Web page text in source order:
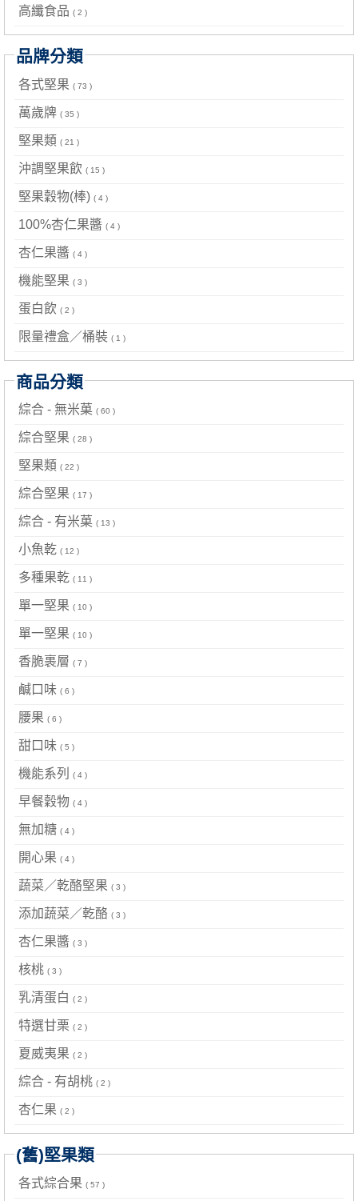
高纖食品 ( 2 )
品牌分類
各式堅果 ( 73 )
萬歲牌 ( 35 )
堅果類 ( 21 )
沖調堅果飲 ( 15 )
堅果穀物(棒) ( 4 )
100%杏仁果醬 ( 4 )
杏仁果醬 ( 4 )
機能堅果 ( 3 )
蛋白飲 ( 2 )
限量禮盒／桶裝 ( 1 )
商品分類
綜合 - 無米菓 ( 60 )
綜合堅果 ( 28 )
堅果類 ( 22 )
綜合堅果 ( 17 )
綜合 - 有米菓 ( 13 )
小魚乾 ( 12 )
多種果乾 ( 11 )
單一堅果 ( 10 )
單一堅果 ( 10 )
香脆裹層 ( 7 )
鹹口味 ( 6 )
腰果 ( 6 )
甜口味 ( 5 )
機能系列 ( 4 )
早餐穀物 ( 4 )
無加糖 ( 4 )
開心果 ( 4 )
蔬菜／乾酪堅果 ( 3 )
添加蔬菜／乾酪 ( 3 )
杏仁果醬 ( 3 )
核桃 ( 3 )
乳清蛋白 ( 2 )
特選甘栗 ( 2 )
夏威夷果 ( 2 )
綜合 - 有胡桃 ( 2 )
杏仁果 ( 2 )
(舊)堅果類
各式綜合果 ( 57 )